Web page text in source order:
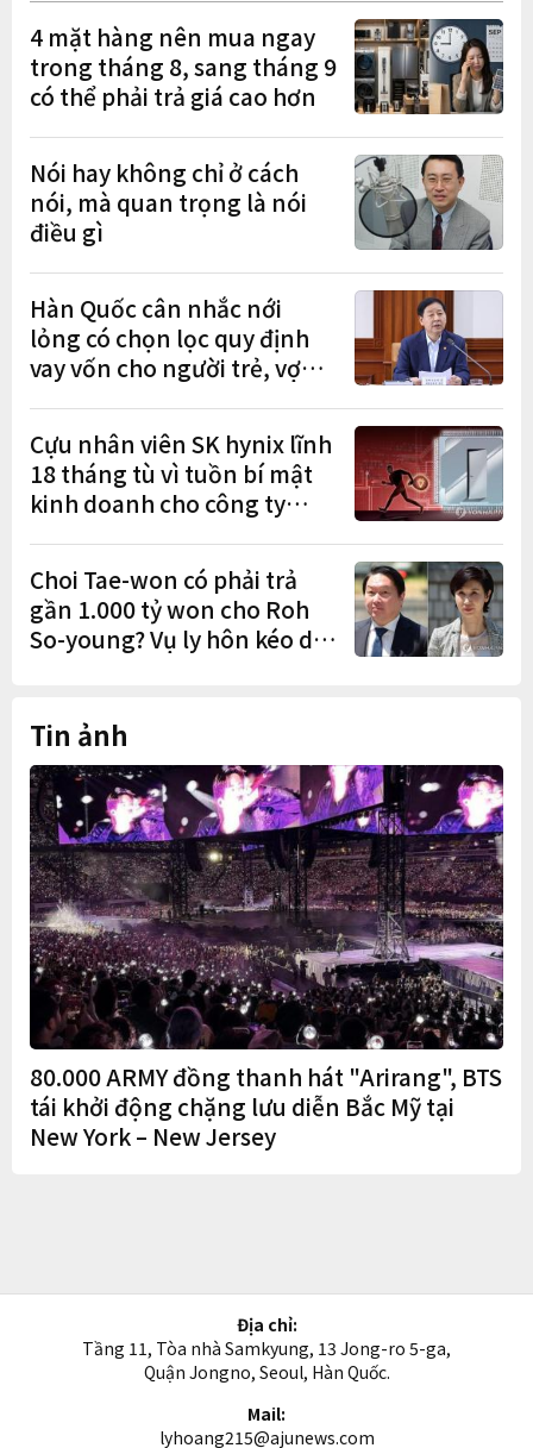
4 mặt hàng nên mua ngay
trong tháng 8, sang tháng 9
có thể phải trả giá cao hơn
Nói hay không chỉ ở cách
nói, mà quan trọng là nói
điều gì
Hàn Quốc cân nhắc nới
lỏng có chọn lọc quy định
vay vốn cho người trẻ, vợ
Cựu nhân viên SK hynix lĩnh
18 tháng tù vì tuồn bí mật
kinh doanh cho công ty
Choi Tae-won có phải trả
gần 1.000 tỷ won cho Roh
So-young? Vụ ly hôn kéo dài
Tin ảnh
80.000 ARMY đồng thanh hát "Arirang", BTS
tái khởi động chặng lưu diễn Bắc Mỹ tại
New York – New Jersey
Địa chỉ:
Tầng 11, Tòa nhà Samkyung, 13 Jong-ro 5-ga,
Quận Jongno, Seoul, Hàn Quốc.
Mail:
lyhoang215@ajunews.com